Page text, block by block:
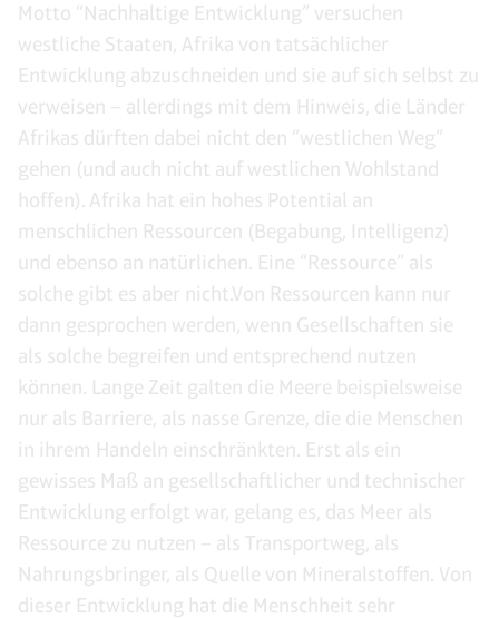
Motto “Nachhaltige Entwicklung” versuchen
westliche Staaten, Afrika von tatsächlicher
Entwicklung abzuschneiden und sie auf sich selbst zu
verweisen – allerdings mit dem Hinweis, die Länder
Afrikas dürften dabei nicht den “westlichen Weg”
gehen (und auch nicht auf westlichen Wohlstand
hoffen). Afrika hat ein hohes Potential an
menschlichen Ressourcen (Begabung, Intelligenz)
und ebenso an natürlichen. Eine “Ressource” als
solche gibt es aber nicht.Von Ressourcen kann nur
dann gesprochen werden, wenn Gesellschaften sie
als solche begreifen und entsprechend nutzen
können. Lange Zeit galten die Meere beispielsweise
nur als Barriere, als nasse Grenze, die die Menschen
in ihrem Handeln einschränkten. Erst als ein
gewisses Maß an gesellschaftlicher und technischer
Entwicklung erfolgt war, gelang es, das Meer als
Ressource zu nutzen – als Transportweg, als
Nahrungsbringer, als Quelle von Mineralstoffen. Von
dieser Entwicklung hat die Menschheit sehr